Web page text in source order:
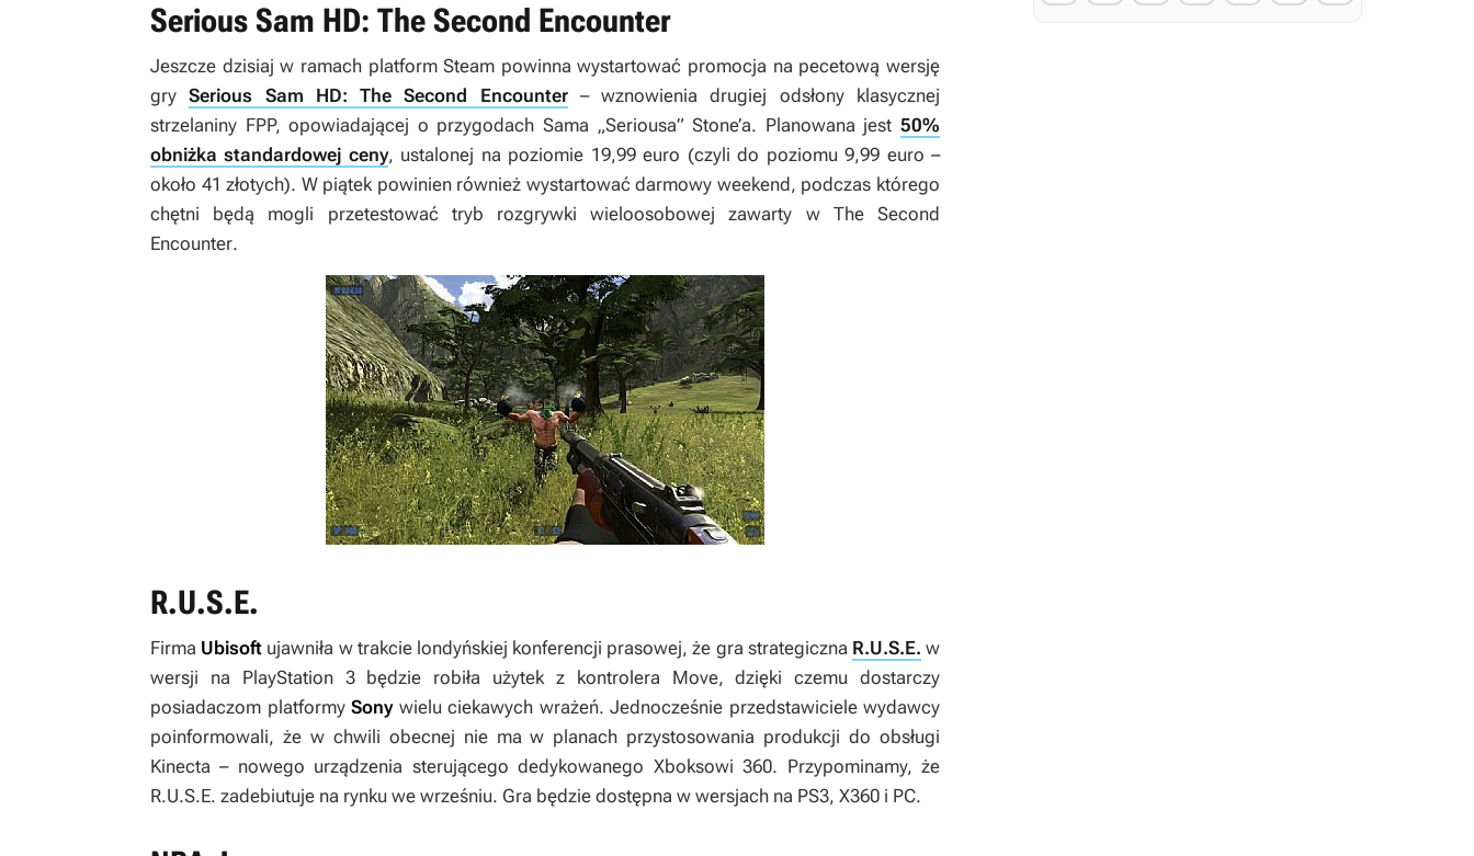
Serious Sam HD: The Second Encounter
Jeszcze dzisiaj w ramach platform Steam powinna wystartować promocja na pecetową wersję
grySerious Sam HD: The Second Encounter– wznowienia drugiej odsłony klasycznej
strzelaniny FPP, opowiadającej o przygodach Sama „Seriousa” Stone’a. Planowana jest 50%
obniżka standardowej ceny, ustalonej na poziomie 19,99 euro (czyli do poziomu 9,99 euro –
około 41 złotych). W piątek powinien również wystartować darmowy weekend, podczas którego
chętni będą mogli przetestować tryb rozgrywki wieloosobowej zawarty w The Second
Encounter.
R.U.S.E.
Firma Ubisoft ujawniła w trakcie londyńskiej konferencji prasowej, że gra strategiczna R.U.S.E. w
wersji na PlayStation 3 będzie robiła użytek z kontrolera Move, dzięki czemu dostarczy
posiadaczom platformy Sonywielu ciekawych wrażeń. Jednocześnie przedstawiciele wydawcy
poinformowali, że w chwili obecnej nie ma w planach przystosowania produkcji do obsługi
Kinecta – nowego urządzenia sterującego dedykowanego Xboksowi 360. Przypominamy, że
R.U.S.E. zadebiutuje na rynku we wrześniu. Gra będzie dostępna w wersjach na PS3, X360 i PC.